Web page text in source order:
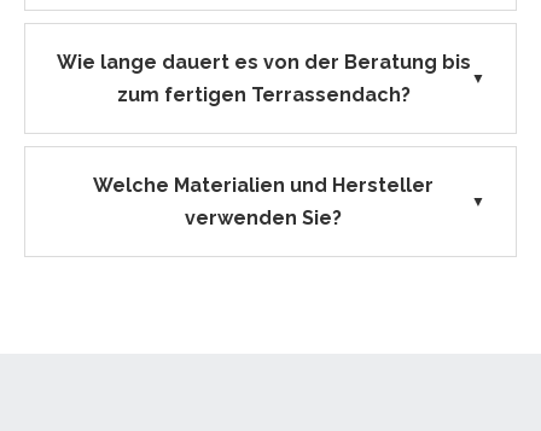
Wie lange dauert es von der Beratung bis
zum fertigen Terrassendach?
▼
Welche Materialien und Hersteller
verwenden Sie?
▼